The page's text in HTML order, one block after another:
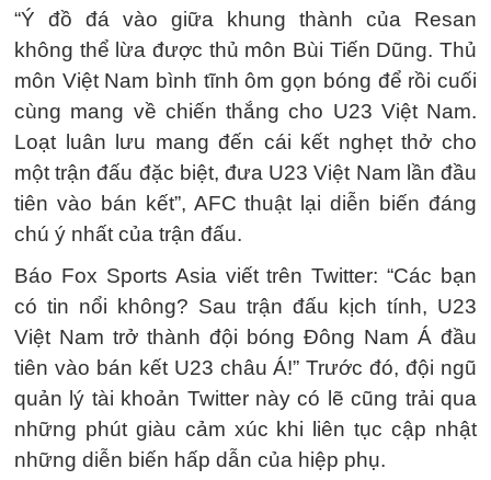
“Ý đồ đá vào giữa khung thành của Resan
không thể lừa được thủ môn Bùi Tiến Dũng. Thủ
môn Việt Nam bình tĩnh ôm gọn bóng để rồi cuối
cùng mang về chiến thắng cho U23 Việt Nam.
Loạt luân lưu mang đến cái kết nghẹt thở cho
một trận đấu đặc biệt, đưa U23 Việt Nam lần đầu
tiên vào bán kết”, AFC thuật lại diễn biến đáng
chú ý nhất của trận đấu.
Báo Fox Sports Asia viết trên Twitter: “Các bạn
có tin nổi không? Sau trận đấu kịch tính, U23
Việt Nam trở thành đội bóng Đông Nam Á đầu
tiên vào bán kết U23 châu Á!” Trước đó, đội ngũ
quản lý tài khoản Twitter này có lẽ cũng trải qua
những phút giàu cảm xúc khi liên tục cập nhật
những diễn biến hấp dẫn của hiệp phụ.